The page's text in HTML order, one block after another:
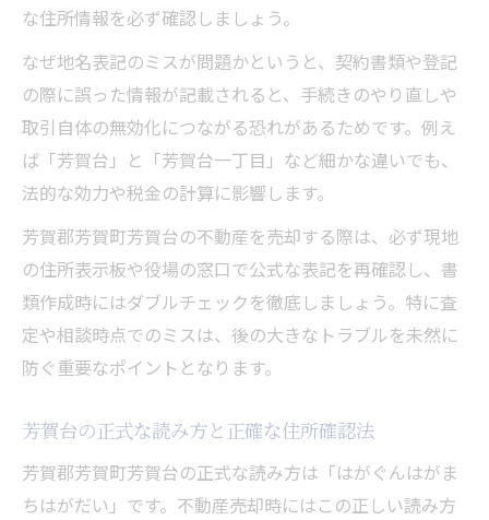
な住所情報を必ず確認しましょう。
なぜ地名表記のミスが問題かというと、契約書類や登記
の際に誤った情報が記載されると、手続きのやり直しや
取引自体の無効化につながる恐れがあるためです。例え
ば「芳賀台」と「芳賀台一丁目」など細かな違いでも、
法的な効力や税金の計算に影響します。
芳賀郡芳賀町芳賀台の不動産を売却する際は、必ず現地
の住所表示板や役場の窓口で公式な表記を再確認し、書
類作成時にはダブルチェックを徹底しましょう。特に査
定や相談時点でのミスは、後の大きなトラブルを未然に
防ぐ重要なポイントとなります。
芳賀台の正式な読み方と正確な住所確認法
芳賀郡芳賀町芳賀台の正式な読み方は「はがぐんはがま
ちはがだい」です。不動産売却時にはこの正しい読み方